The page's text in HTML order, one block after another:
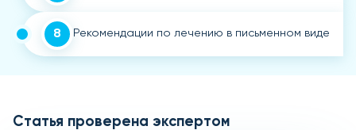
8 Рекомендации по лечению в письменном виде
Статья проверена экспертом